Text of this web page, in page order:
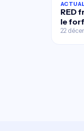
RED
le
22